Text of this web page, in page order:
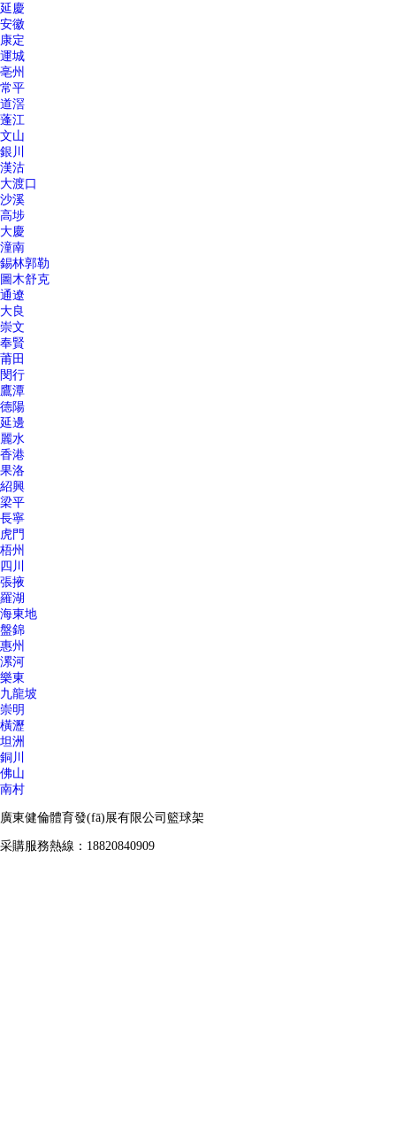
延慶
安徽
康定
運城
亳州
常平
道滘
蓬江
文山
銀川
漢沽
大渡口
沙溪
高埗
大慶
潼南
錫林郭勒
圖木舒克
通遼
大良
崇文
奉賢
莆田
閔行
鷹潭
德陽
延邊
麗水
香港
果洛
紹興
梁平
長寧
虎門
梧州
四川
張掖
羅湖
海東地
盤錦
惠州
漯河
樂東
九龍坡
崇明
橫瀝
坦洲
銅川
佛山
南村
廣東健倫體育發(fā)展有限公司籃球架
采購服務熱線：18820840909